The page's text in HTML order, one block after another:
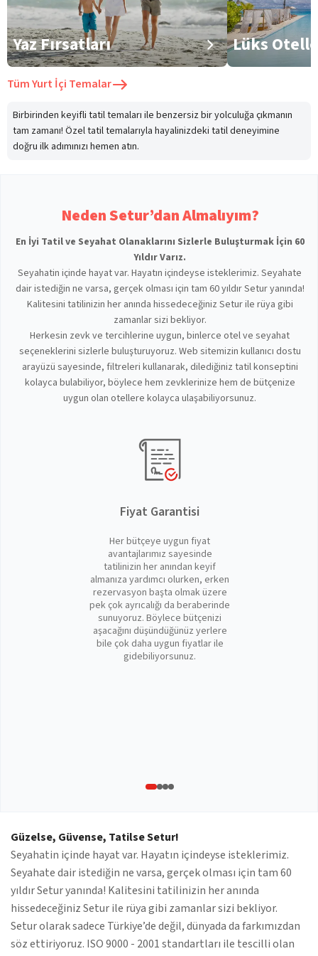
Yaz Fırsatları Lüks
TümYurt İçi Temalar
Birbirinden keyifli tatil temaları ile benzersiz bir yolculuğa çıkmanın
tam zamanı! Özel tatil temalarıyla hayalinizdeki tatil deneyimine
doğru ilk adımınızı hemen atın.
Neden Setur’dan Almalıyım?
En İyi Tatil ve Seyahat Olanaklarını Sizlerle Buluşturmak İçin 60
Yıldır Varız.
Seyahatin içinde hayat var. Hayatın içindeyse isteklerimiz. Seyahate
dair istediğin ne varsa, gerçek olması için tam 60 yıldır Setur yanında!
Kalitesini tatilinizin her anında hissedeceğiniz Setur ile rüya gibi
zamanlar sizi bekliyor.
Herkesin zevk ve tercihlerine uygun, binlerce otel ve seyahat
seçeneklerini sizlerle buluşturuyoruz. Web sitemizin kullanıcı dostu
arayüzü sayesinde, filtreleri kullanarak, dilediğiniz tatil konseptini
kolayca bulabiliyor, böylece hem zevklerinize hem de bütçenize
uygun olan otellere kolayca ulaşabiliyorsunuz.
Fiyat Garantisi
Her bütçeye uygun fiyat
avantajlarımız sayesinde
tatilinizin her anından keyif
almanıza yardımcı olurken, erken
rezervasyon başta olmak üzere
pek çok ayrıcalığı da beraberinde
sunuyoruz. Böylece bütçenizi
aşacağını düşündüğünüz yerlere
bile çok daha uygun fiyatlar ile
gidebiliyorsunuz.
Güzelse, Güvense, Tatilse Setur!
Seyahatin içinde hayat var. Hayatın içindeyse isteklerimiz.
Seyahate dair istediğin ne varsa, gerçek olması için tam 60
yıldır Setur yanında! Kalitesini tatilinizin her anında
hissedeceğiniz Setur ile rüya gibi zamanlar sizi bekliyor.
Setur olarak sadece Türkiye’de değil, dünyada da farkımızdan
söz ettiriyoruz. ISO 9000 - 2001 standartları ile tescilli olan